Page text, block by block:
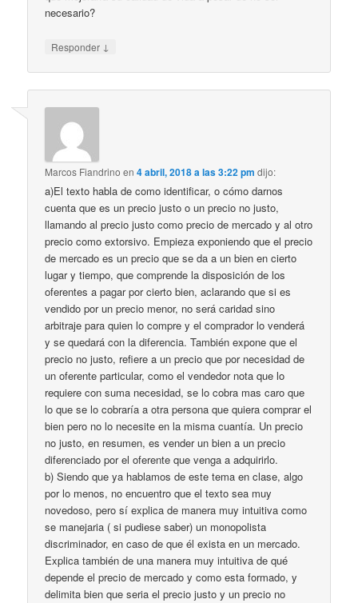
necesario?
Responder ↓
Marcos Fiandrino en4 abril, 2018 a las 3:22 pm dijo:
a)El texto habla de como identificar, o cómo darnos
cuenta que es un precio justo o un precio no justo,
llamando al precio justo como precio de mercado y al otro
precio como extorsivo. Empieza exponiendo que el precio
de mercado es un precio que se da a un bien en cierto
lugar y tiempo, que comprende la disposición de los
oferentes a pagar por cierto bien, aclarando que si es
vendido por un precio menor, no será caridad sino
arbitraje para quien lo compre y el comprador lo venderá
y se quedará con la diferencia. También expone que el
precio no justo, refiere a un precio que por necesidad de
un oferente particular, como el vendedor nota que lo
requiere con suma necesidad, se lo cobra mas caro que
lo que se lo cobraría a otra persona que quiera comprar el
bien pero no lo necesite en la misma cuantía. Un precio
no justo, en resumen, es vender un bien a un precio
diferenciado por el oferente que venga a adquirirlo.
b) Siendo que ya hablamos de este tema en clase, algo
por lo menos, no encuentro que el texto sea muy
novedoso, pero sí explica de manera muy intuitiva como
se manejaria ( si pudiese saber) un monopolista
discriminador, en caso de que él exista en un mercado.
Explica también de una manera muy intuitiva de qué
depende el precio de mercado y como esta formado, y
delimita bien que seria el precio justo y un precio no